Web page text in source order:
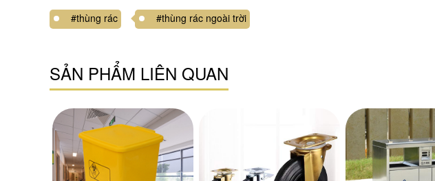
#thùng rác
#thùng rác ngoài trời
SẢN PHẨM LIÊN QUAN